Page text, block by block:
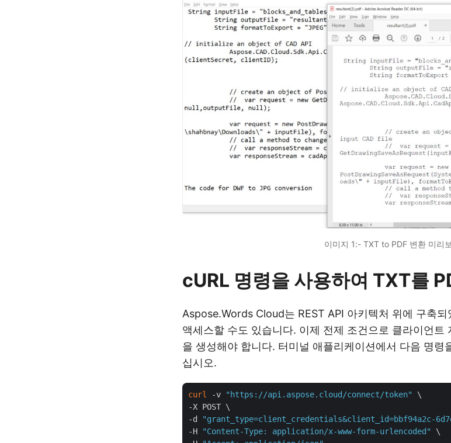
이미지 1:- TXT to PDF 변환 미리
cURL 명령을 사용하여 TXT를
Aspose.Words Cloud는 REST API 아키텍처 위에 구축
액세스할 수도 있습니다. 이제 전제 조건으로 클라이언트
을 생성해야 합니다. 터미널 애플리케이션에서 다음 명
십시오.
curl -v "https://api.aspose.cloud/connect/token"
\
-X POST \
-d
"grant_type=client_credentials&client_id=bbf94a2c-6d7e-
-H
"Content-Type: application/x-www-form-urlencoded"
\